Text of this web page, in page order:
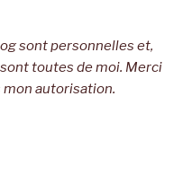
sont personnelles et,
toutes de moi. Merci
mon autorisation.